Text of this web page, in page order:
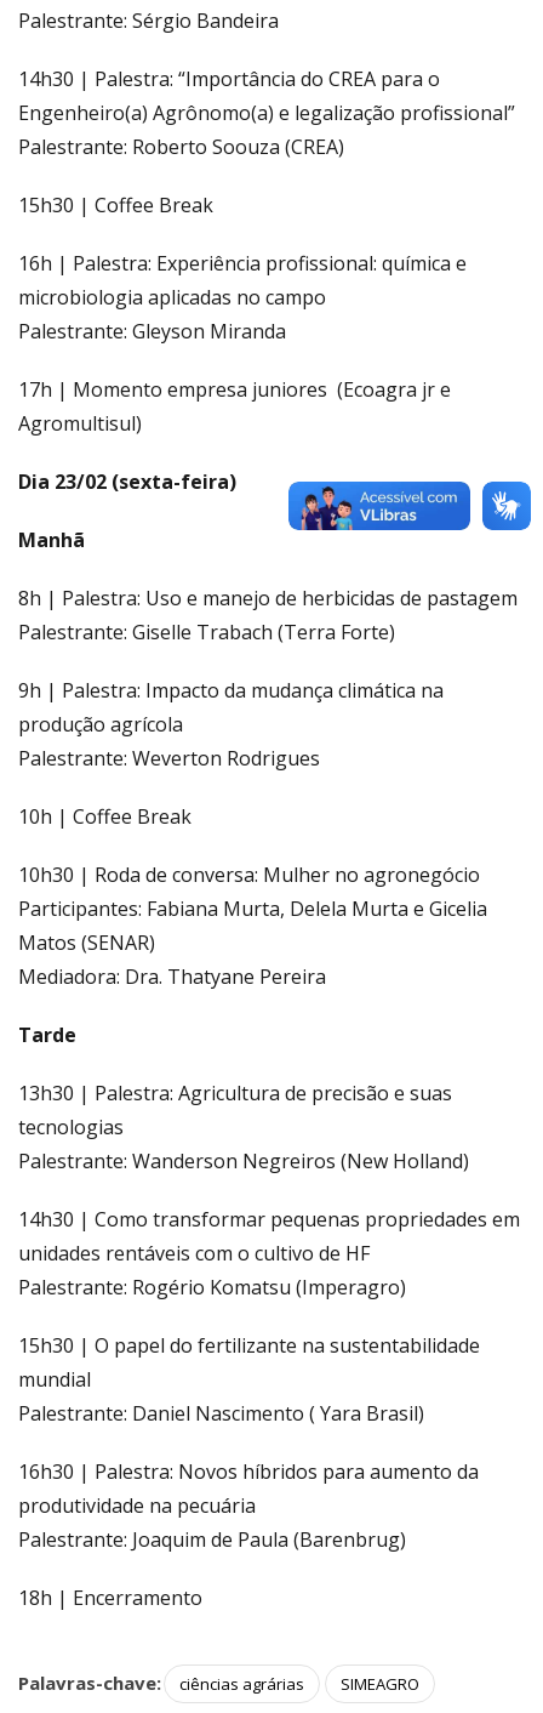
Palestrante: Sérgio Bandeira
14h30 | Palestra: “Importância do CREA para o
Engenheiro(a) Agrônomo(a) e legalização profissional”
Palestrante: Roberto Soouza (CREA)
15h30 | Coffee Break
16h | Palestra: Experiência profissional: química e
microbiologia aplicadas no campo
Palestrante: Gleyson Miranda
17h | Momento empresa juniores (Ecoagra jr e
Agromultisul)
Dia 23/02 (sexta-feira)
Manhã
8h | Palestra: Uso e manejo de herbicidas de pastagem
Palestrante: Giselle Trabach (Terra Forte)
9h | Palestra: Impacto da mudança climática na
produção agrícola
Palestrante: Weverton Rodrigues
10h | Coffee Break
10h30 | Roda de conversa: Mulher no agronegócio
Participantes: Fabiana Murta, Delela Murta e Gicelia
Matos (SENAR)
Mediadora: Dra. Thatyane Pereira
Tarde
13h30 | Palestra: Agricultura de precisão e suas
tecnologias
Palestrante: Wanderson Negreiros (New Holland)
14h30 | Como transformar pequenas propriedades em
unidades rentáveis com o cultivo de HF
Palestrante: Rogério Komatsu (Imperagro)
15h30 | O papel do fertilizante na sustentabilidade
mundial
Palestrante: Daniel Nascimento ( Yara Brasil)
16h30 | Palestra: Novos híbridos para aumento da
produtividade na pecuária
Palestrante: Joaquim de Paula (Barenbrug)
18h | Encerramento
Palavras-chave: ciências agrárias SIMEAGRO